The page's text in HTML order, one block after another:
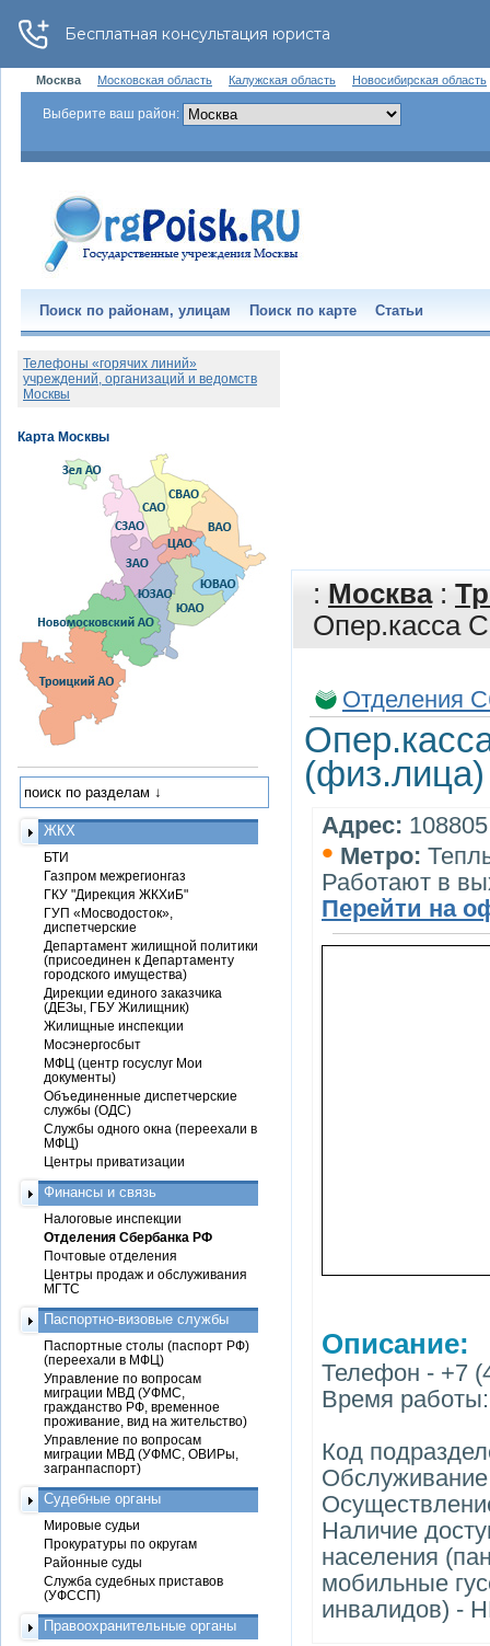
Москва Московская область Калужская область Новосибирская область
Выберите ваш район:
Поиск по районам, улицам Поиск по карте Статьи
: Москва:
Опер.касса
Отделения
(физ.лица)
Адрес:
• Метро:
Работают в
Перейти на
Описание:
Телефон - +7
Время работы:
Код
Наличие
населения
мобильные
инвалидов) -
Телефоны «горячих линий»
учреждений, организаций и ведомств
Москвы
ЖКХ
БТИ
Газпром межрегионгаз
ГКУ "Дирекция ЖКХиБ"
ГУП «Мосводосток»,
диспетчерские
Департамент жилищной политики
(присоединен к Департаменту
городского имущества)
Дирекции единого заказчика
(ДЕЗы, ГБУ Жилищник)
Жилищные инспекции
Мосэнергосбыт
МФЦ (центр госуслуг Мои
документы)
Объединенные диспетчерские
службы (ОДС)
Службы одного окна (переехали в
МФЦ)
Центры приватизации
Финансы и связь
Налоговые инспекции
Отделения Сбербанка РФ
Почтовые отделения
Центры продаж и обслуживания
МГТС
Паспортно-визовые службы
Паспортные столы (паспорт РФ)
(переехали в МФЦ)
Управление по вопросам
миграции МВД (УФМС,
гражданство РФ, временное
проживание, вид на жительство)
Управление по вопросам
миграции МВД (УФМС, ОВИРы,
загранпаспорт)
Судебные органы
Мировые судьи
Прокуратуры по округам
Районные суды
Служба судебных приставов
(УФССП)
Правоохранительные органы